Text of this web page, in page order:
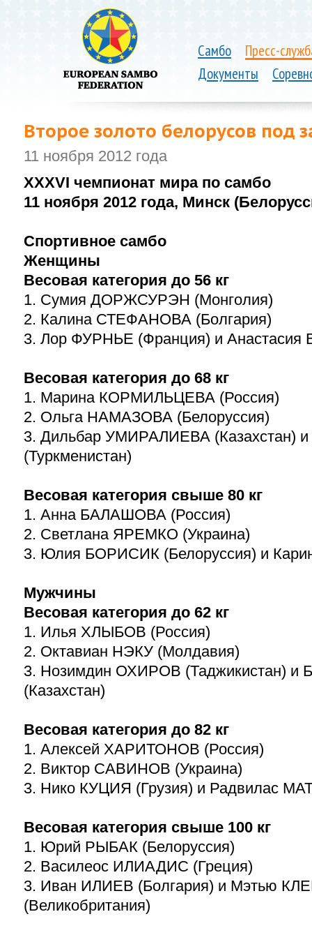
Самбо
Пресс-
Документы
Второе золото белорусов под
11 ноября 2012 года
XXXVI чемпионат мира по самбо
11 ноября 2012 года, Минск
Спортивное самбо
Женщины
Весовая категория до 56 кг
1. Сумия ДОРЖСУРЭН (Монголия)
2. Калина СТЕФАНОВА (Болгария)
3. Лор ФУРНЬЕ (Франция) и Анастасия
Весовая категория до 68 кг
1. Марина КОРМИЛЬЦЕВА (Россия)
2. Ольга НАМАЗОВА (Белоруссия)
3. Дильбар УМИРАЛИЕВА (Казахстан)
(Туркменистан)
Весовая категория свыше 80 кг
1. Анна БАЛАШОВА (Россия)
2. Светлана ЯРЕМКО (Украина)
3. Юлия БОРИСИК (Белоруссия) и
Мужчины
Весовая категория до 62 кг
1. Илья ХЛЫБОВ (Россия)
2. Октавиан НЭКУ (Молдавия)
3. Нозимдин ОХИРОВ (Таджикистан)
(Казахстан)
Весовая категория до 82 кг
1. Алексей ХАРИТОНОВ (Россия)
2. Виктор САВИНОВ (Украина)
3. Нико КУЦИЯ (Грузия) и Радвилас
Весовая категория свыше 100 кг
1. Юрий РЫБАК (Белоруссия)
2. Василеос ИЛИАДИС (Греция)
3. Иван ИЛИЕВ (Болгария) и Мэтью
(Великобритания)